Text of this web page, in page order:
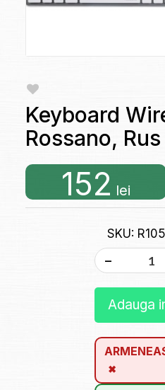
Keyboard
Rossano,
152 lei
SKU:
-
Adauga